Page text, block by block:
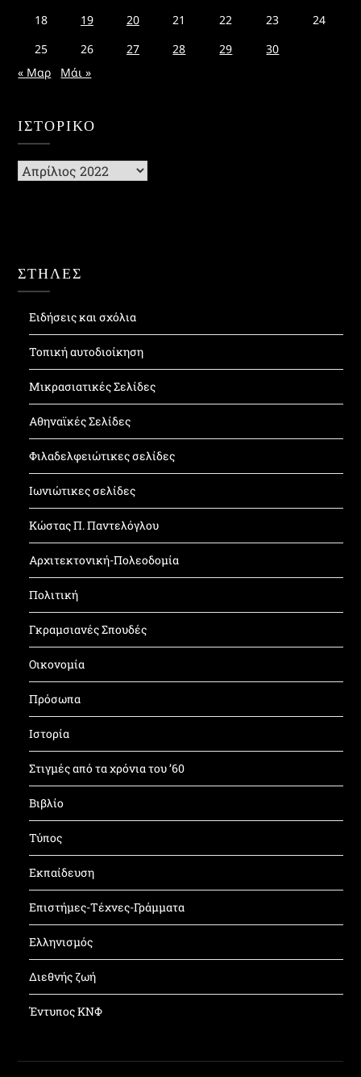
18
19 20 21 22 23
24
25
26 27 28 29
30
« Μαρ
Μάι »
ΙΣΤΟΡΙΚΌ
Ιστορικό
ΣΤΗΛΕΣ
Ειδήσεις και σχόλια
Τοπική αυτοδιοίκηση
Μικρασιατικές Σελίδες
Αθηναϊκές Σελίδες
Φιλαδελφειώτικες σελίδες
Ιωνιώτικες σελίδες
Κώστας Π. Παντελόγλου
Αρχιτεκτονική-Πολεοδομία
Πολιτική
Γκραμσιανές Σπουδές
Οικονομία
Πρόσωπα
Ιστορία
Στιγμές από τα χρόνια του ’60
Βιβλίο
Τύπος
Εκπαίδευση
Επιστήμες-Τέχνες-Γράμματα
Ελληνισμός
Διεθνής ζωή
Έντυπος ΚΝΦ